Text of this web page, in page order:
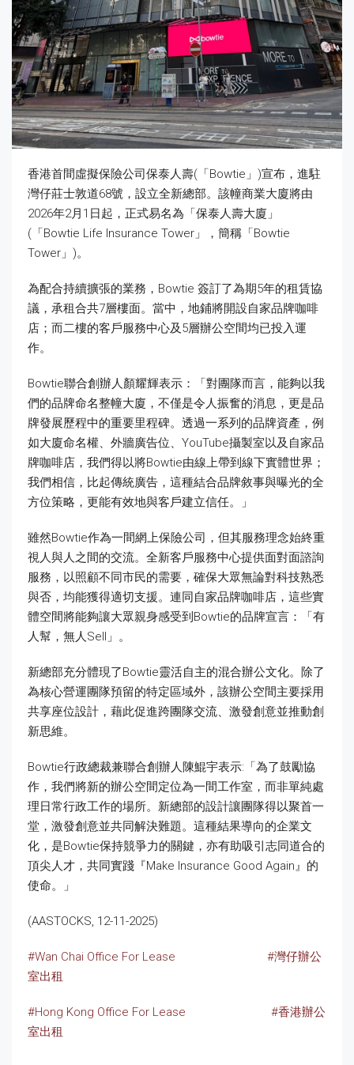
香港首間虛擬保險公司保泰人壽(「Bowtie」)宣布，進駐
灣仔莊士敦道68號，設立全新總部。該幢商業大廈將由
2026年2月1日起，正式易名為「保泰人壽大廈」
(「Bowtie Life Insurance Tower」，簡稱「Bowtie
Tower」)。
為配合持續擴張的業務，Bowtie 簽訂了為期5年的租賃協
議，承租合共7層樓面。當中，地鋪將開設自家品牌咖啡
店；而二樓的客戶服務中心及5層辦公空間均已投入運
作。
Bowtie聯合創辦人顏耀輝表示：「對團隊而言，能夠以我
們的品牌命名整幢大廈，不僅是令人振奮的消息，更是品
牌發展歷程中的重要里程碑。透過一系列的品牌資產，例
如大廈命名權、外牆廣告位、YouTube攝製室以及自家品
牌咖啡店，我們得以將Bowtie由線上帶到線下實體世界；
我們相信，比起傳統廣告，這種結合品牌敘事與曝光的全
方位策略，更能有效地與客戶建立信任。」
雖然Bowtie作為一間網上保險公司，但其服務理念始終重
視人與人之間的交流。全新客戶服務中心提供面對面諮詢
服務，以照顧不同市民的需要，確保大眾無論對科技熟悉
與否，均能獲得適切支援。連同自家品牌咖啡店，這些實
體空間將能夠讓大眾親身感受到Bowtie的品牌宣言：「有
人幫，無人Sell」。
新總部充分體現了Bowtie靈活自主的混合辦公文化。除了
為核心營運團隊預留的特定區域外，該辦公空間主要採用
共享座位設計，藉此促進跨團隊交流、激發創意並推動創
新思維。
Bowtie行政總裁兼聯合創辦人陳鯤宇表示:「為了鼓勵協
作，我們將新的辦公空間定位為一間工作室，而非單純處
理日常行政工作的場所。新總部的設計讓團隊得以聚首一
堂，激發創意並共同解決難題。這種結果導向的企業文
化，是Bowtie保持競爭力的關鍵，亦有助吸引志同道合的
頂尖人才，共同實踐『Make Insurance Good Again』的
使命。」
(AASTOCKS, 12-11-2025)
#Wan Chai Office For Lease
#灣仔辦公
室出租
#Hong Kong Office For Lease
#香港辦公
室出租